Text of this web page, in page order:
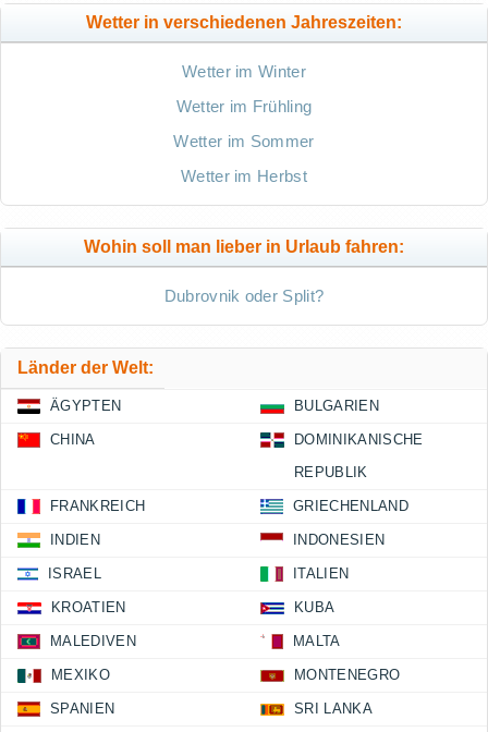
Wetter in verschiedenen Jahreszeiten:
Wetter im Winter
Wetter im Frühling
Wetter im Sommer
Wetter im Herbst
Wohin soll man lieber in Urlaub fahren:
Dubrovnik oder Split?
Länder der Welt:
ÄGYPTEN BULGARIEN
CHINA
DOMINIKANISCHE
REPUBLIK
FRANKREICH GRIECHENLAND
INDIEN INDONESIEN
ISRAEL ITALIEN
KROATIEN KUBA
MALEDIVEN MALTA
MEXIKO MONTENEGRO
SPANIEN SRI LANKA